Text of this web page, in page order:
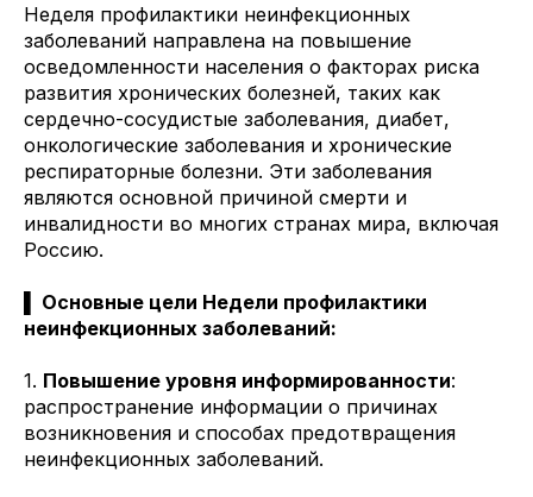
Неделя профилактики неинфекционных
заболеваний направлена на повышение
осведомленности населения о факторах риска
развития хронических болезней, таких как
сердечно-сосудистые заболевания, диабет,
онкологические заболевания и хронические
респираторные болезни. Эти заболевания
являются основной причиной смерти и
инвалидности во многих странах мира, включая
Россию.
▌ Основные цели Недели профилактики
неинфекционных заболеваний:
1. Повышение уровня информированности:
распространение информации о причинах
возникновения и способах предотвращения
неинфекционных заболеваний.